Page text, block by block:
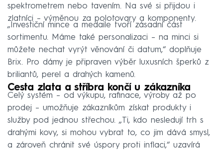
spektrometrem nebo tavením. Na své si přijdou i
zlatníci – výměnou za polotovary a komponenty.
„Investiční mince a medaile tvoří zásadní část
sortimentu. Máme také personalizaci – na minci si
můžete nechat vyrýt věnování či datum,“ doplňuje
Brix. Pro dámy je připraven výběr luxusních šperků z
briliantů, perel a drahých kamenů.
Cesta zlata a stříbra končí u zákazníka
Celý systém – od výkupu, rafinace, výroby až po
prodej – umožňuje zákazníkům získat produkty i
služby pod jednou střechou. „Ti, kdo nesledují trh s
drahými kovy, si mohou vybrat to, co jim dává smysl,
a zároveň chránit své úspory proti inflaci,“ uzavírá